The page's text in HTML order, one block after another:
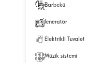
Barbekü
Jeneratör
Elektrikli Tuvalet
Müzik sistemi